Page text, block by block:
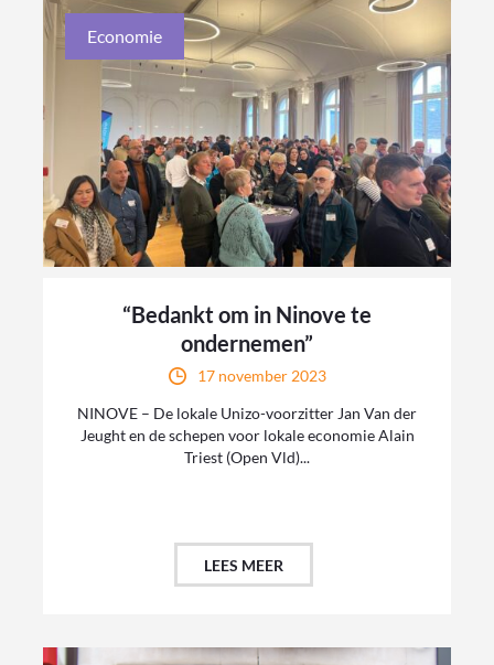
Economie
“Bedankt om in Ninove te
ondernemen”
17 november 2023
NINOVE – De lokale Unizo-voorzitter Jan Van der
Jeught en de schepen voor lokale economie Alain
Triest (Open Vld)...
LEES MEER